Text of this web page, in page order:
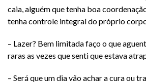
caia, alguém que tenha boa
tenha controle integral do próprio
– Lazer? Bem limitada faço o que
raras as vezes que senti que estava
– Será que um dia vão achar a cura ou